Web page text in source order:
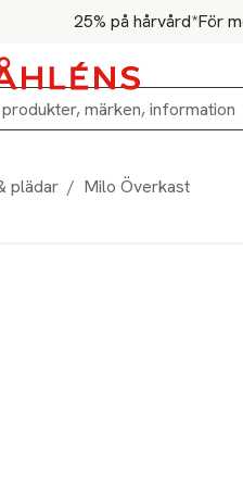
25% på hårvård*För
plädar / Milo Överkast